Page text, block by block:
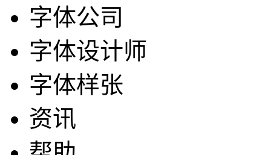
字体公司
字体设计师
字体样张
资讯